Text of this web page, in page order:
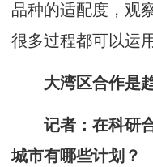
品种的适配度，观
很多过程都可以运
大湾区合作是
记者 ： 在科研
城市有哪些计划？